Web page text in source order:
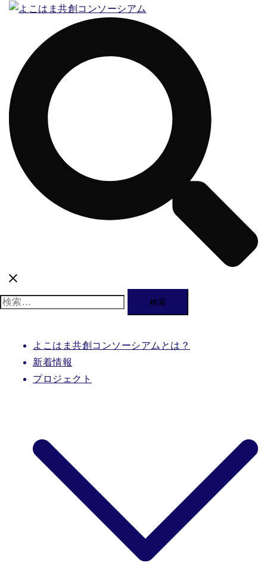
ス
キ
検
よこはま共創コンソーシアムとは？
新着情報
プロジェクト